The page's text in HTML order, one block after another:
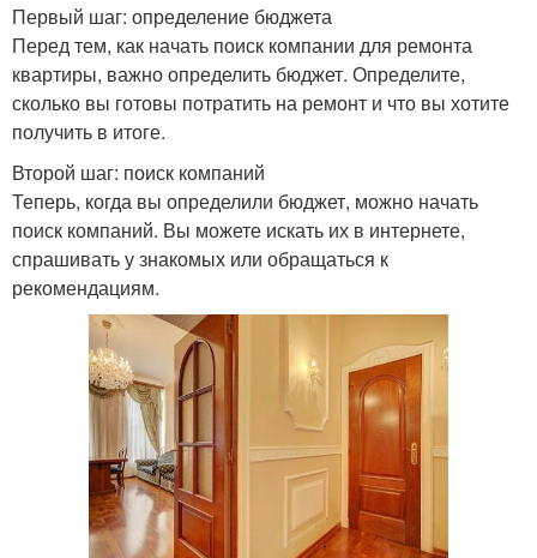
Первый шаг: определение бюджета
Перед тем, как начать поиск компании для ремонта
квартиры, важно определить бюджет. Определите,
сколько вы готовы потратить на ремонт и что вы хотите
получить в итоге.
Второй шаг: поиск компаний
Теперь, когда вы определили бюджет, можно начать
поиск компаний. Вы можете искать их в интернете,
спрашивать у знакомых или обращаться к
рекомендациям.